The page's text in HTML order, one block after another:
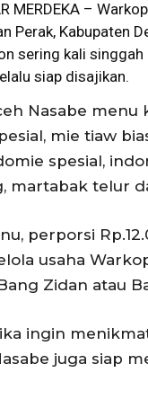
MERDEKA – Warkop
Perak, Kabupaten
sering kali
siap disajikan.
Nasabe
mie tiaw
spesial,
martabak telur
perporsi
usaha
Zidan atau
ingin
juga siap